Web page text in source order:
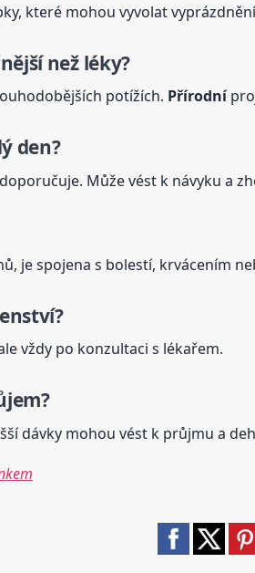
které mohou vyvolat
než léky?
potížích. Přírodní
den?
Může vést k návyku a
je spojena s bolestí, krvácením
vždy po konzultaci s lékařem.
dávky mohou vést k průjmu a